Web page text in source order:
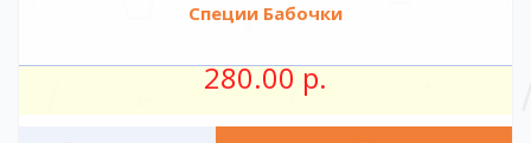
Специи Бабочки
280.00 р.